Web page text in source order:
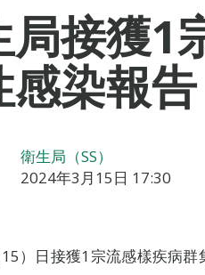
局接獲1
感染報告
衛生局（SS）
2024年3月15日 17:30
）日接獲1宗流感樣疾病群